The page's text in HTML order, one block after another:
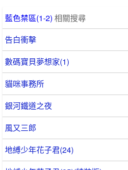
藍色禁區(1-2) 相關搜尋
告白衝擊
數碼寶貝夢想家(1)
貓咪事務所
銀河鐵道之夜
風又三郎
地縛少年花子君(24)